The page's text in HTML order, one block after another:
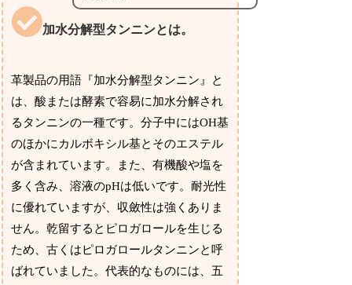
加水分解型タンニンとは。
革製品の用語『加水分解型タンニン』と
は、酸または酵素で容易に加水分解され
るタンニンの一種です。分子中にはOH基
のほかにカルボキシル基とそのエステル
が含まれています。また、有機酸や塩を
多く含み、溶液のpHは低いです。耐光性
に優れていますが、収斂性は強くありま
せん。乾留するとピロガロールを生じる
ため、古くはピロガロールタンニンと呼
ばれていました。代表的なものには、五